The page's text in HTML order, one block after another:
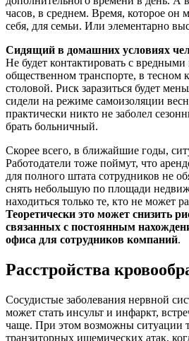
часов, в среднем. Время, которое он
себя, для семьи. Или элементарно
Сидящий в домашних условиях
Не будет контактировать с
общественном транспорте, в тесном
столовой. Риск заразиться будет
сидели на режиме самоизоляции
практически никто не заболел
брать больничный.
Скорее всего, в ближайшие годы,
Работодатели тоже поймут, что
для полного штата сотрудников не
снять небольшую по площади
находиться только те, кто не может
Теоретически это может снизить
связанных с постоянным
офиса для сотрудников компаний.
Расстройства
Сосудистые заболевания нервной
может стать инсульт и инфаркт,
чаще. При этом возможны ситуации
транзиторных ишемических атак,